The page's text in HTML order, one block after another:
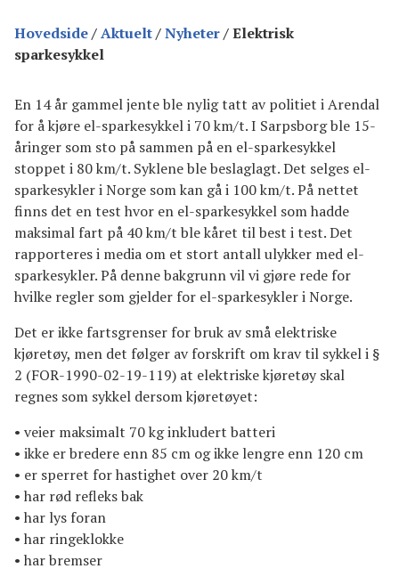
Hovedside/Aktuelt/Nyheter/Elektrisk
sparkesykkel
En 14 år gammel jente ble nylig tatt av politiet i Arendal
for å kjøre el-sparkesykkel i 70 km/t. I Sarpsborg ble 15-
åringer som sto på sammen på en el-sparkesykkel
stoppet i 80 km/t. Syklene ble beslaglagt. Det selges el-
sparkesykler i Norge som kan gå i 100 km/t. På nettet
finns det en test hvor en el-sparkesykkel som hadde
maksimal fart på 40 km/t ble kåret til best i test. Det
rapporteres i media om et stort antall ulykker med el-
sparkesykler. På denne bakgrunn vil vi gjøre rede for
hvilke regler som gjelder for el-sparkesykler i Norge.
Det er ikke fartsgrenser for bruk av små elektriske
kjøretøy, men det følger av forskrift om krav til sykkel i §
2 (FOR-1990-02-19-119) at elektriske kjøretøy skal
regnes som sykkel dersom kjøretøyet:
• veier maksimalt 70 kg inkludert batteri
• ikke er bredere enn 85 cm og ikke lengre enn 120 cm
• er sperret for hastighet over 20 km/t
• har rød refleks bak
• har lys foran
• har ringeklokke
• har bremser